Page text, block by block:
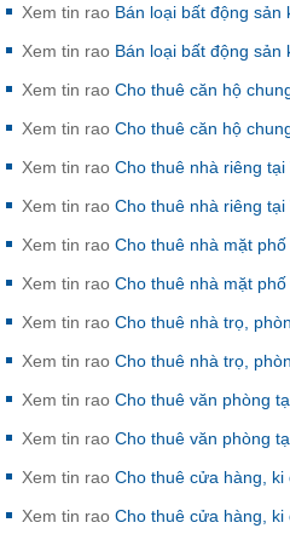
Xem tin rao Bán loại bất động sản
Xem tin rao Bán loại bất động sản
Xem tin rao Cho thuê căn hộ
Xem tin rao Cho thuê căn hộ
Xem tin rao Cho thuê nhà riêng tại
Xem tin rao Cho thuê nhà riêng tại
Xem tin rao Cho thuê nhà mặt phố
Xem tin rao Cho thuê nhà mặt phố
Xem tin rao Cho thuê nhà trọ,
Xem tin rao Cho thuê nhà trọ,
Xem tin rao Cho thuê văn phòng
Xem tin rao Cho thuê văn phòng
Xem tin rao Cho thuê cửa hàng, ki
Xem tin rao Cho thuê cửa hàng, ki